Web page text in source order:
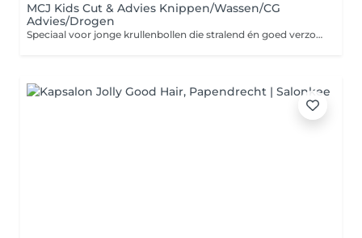
MCJ Kids Cut & Advies Knippen/Wassen/CG
Advies/Drogen
Speciaal voor jonge krullenbollen die stralend én goed verzorgd de deur uit willen! We knippen op droog haar zodat de natuurlijke krulvorm behouden blijft, wassen met milde CG-proof producten en geven ouders (en kids) handige tips mee over verzorging en styling volgens de CG-methode. Zo leer je spelenderwijs hoe je de krullen gezond en pluisvrij houdt thuis én op school!